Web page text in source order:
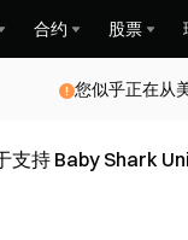
合约 股票
您似乎正在从
支持 Baby Shark